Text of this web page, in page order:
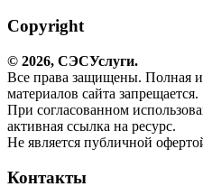
Copyright
© 2026, СЭСУслуги.
Все права защищены. Полная
материалов сайта запрещается.
При согласованном
активная ссылка на ресурс.
Не является публичной
Контакты